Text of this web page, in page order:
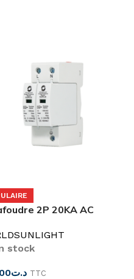
2P 20KA AC
stock
د.ت TTC